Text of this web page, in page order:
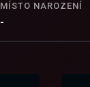
MÍSTO NAROZENÍ
-